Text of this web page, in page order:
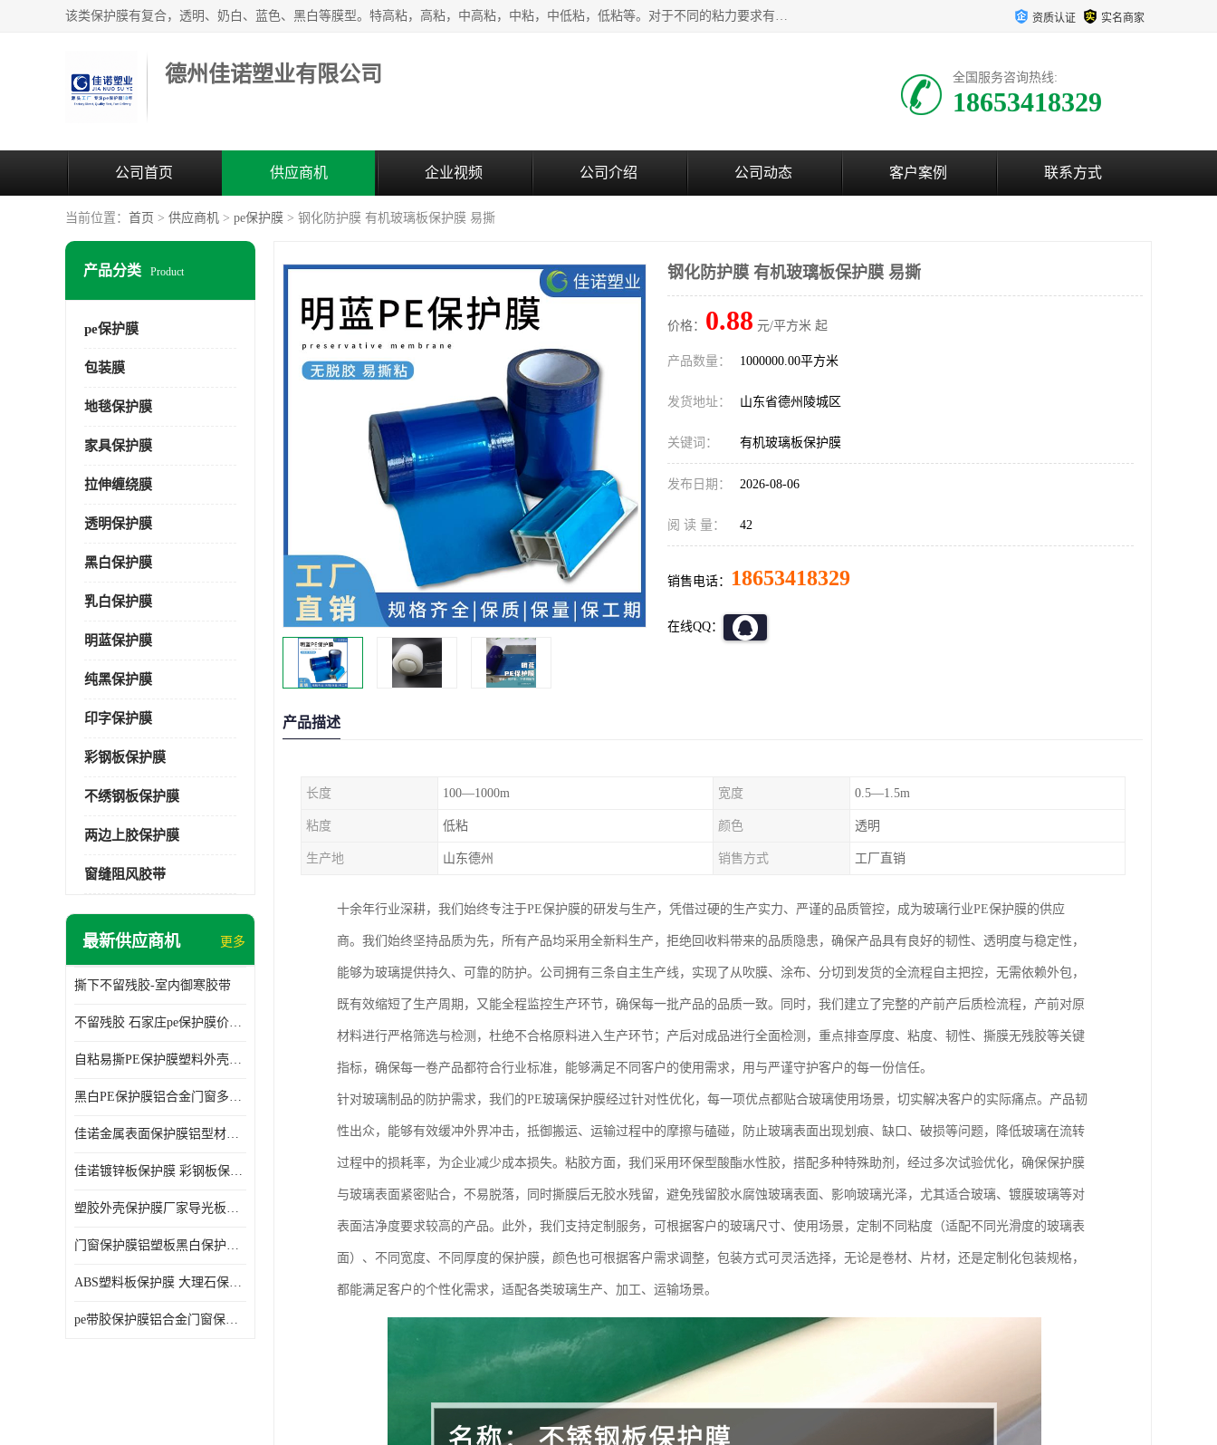
该类保护膜有复合，透明、奶白、蓝色、黑白等膜型。特高粘，高粘，中高粘，中粘，中低粘，低粘等。对于不同的粘力要求有相应的产品相适配。无胶渍残留污染。在较宽的收卷幅度下平整无皱纹，收卷长度大，利于机械化及自动化施工粘贴。为您的产品提供的表面保护解决方案。 产品广泛适用于：铝材、不锈钢、金属、塑料、电子、家电、家具、玻璃、化工材料、装饰材料等。 资质认证 实名商家
德州佳诺塑业有限公司 全国服务咨询热线:
18653418329
公司首页 供应商机 企业视频 公司介绍 公司动态 客户案例 联系方式
当前位置： 首页 > 供应商机 > pe保护膜 > 钢化防护膜 有机玻璃板保护膜 易撕
产品分类 Product
pe保护膜
包装膜
地毯保护膜
家具保护膜
拉伸缠绕膜
透明保护膜
黑白保护膜
乳白保护膜
明蓝保护膜
纯黑保护膜
印字保护膜
彩钢板保护膜
不绣钢板保护膜
两边上胶保护膜
窗缝阻风胶带
最新供应商机 更多
撕下不留残胶-室内御寒胶带
不留残胶 石家庄pe保护膜价格 塑料薄膜
自粘易撕PE保护膜塑料外壳导光板亚克力板膜操作方便
黑白PE保护膜铝合金门窗多种颜色支持定制生产
佳诺金属表面保护膜铝型材保护膜不留残胶铝合金窗框保护胶带
佳诺镀锌板保护膜 彩钢板保护pe保护膜
塑胶外壳保护膜厂家导光板保护膜 铝单板保护膜胶带易撕不留胶
门窗保护膜铝塑板黑白保护膜外墙保温板保护膜
ABS塑料板保护膜 大理石保护膜 缠鱼竿保护膜
pe带胶保护膜铝合金门窗保护不锈钢板保护膜大理石建筑材料保护
钢化防护膜 有机玻璃板保护膜 易撕
价格： 0.88 元/平方米 起
产品数量： 1000000.00平方米
发货地址： 山东省德州陵城区
关键词： 有机玻璃板保护膜
发布日期： 2026-08-06
阅 读 量： 42
销售电话： 18653418329
在线QQ：
产品描述
长度 100—1000m 宽度 0.5—1.5m
粘度 低粘 颜色 透明
生产地 山东德州 销售方式 工厂直销
十余年行业深耕，我们始终专注于PE保护膜的研发与生产，凭借过硬的生产实力、严谨的品质管控，成为玻璃行业PE保护膜的供应
商。我们始终坚持品质为先，所有产品均采用全新料生产，拒绝回收料带来的品质隐患，确保产品具有良好的韧性、透明度与稳定性，
能够为玻璃提供持久、可靠的防护。公司拥有三条自主生产线，实现了从吹膜、涂布、分切到发货的全流程自主把控，无需依赖外包，
既有效缩短了生产周期，又能全程监控生产环节，确保每一批产品的品质一致。同时，我们建立了完整的产前产后质检流程，产前对原
材料进行严格筛选与检测，杜绝不合格原料进入生产环节；产后对成品进行全面检测，重点排查厚度、粘度、韧性、撕膜无残胶等关键
指标，确保每一卷产品都符合行业标准，能够满足不同客户的使用需求，用与严谨守护客户的每一份信任。
针对玻璃制品的防护需求，我们的PE玻璃保护膜经过针对性优化，每一项优点都贴合玻璃使用场景，切实解决客户的实际痛点。产品韧
性出众，能够有效缓冲外界冲击，抵御搬运、运输过程中的摩擦与磕碰，防止玻璃表面出现划痕、缺口、破损等问题，降低玻璃在流转
过程中的损耗率，为企业减少成本损失。粘胶方面，我们采用环保型酸酯水性胶，搭配多种特殊助剂，经过多次试验优化，确保保护膜
与玻璃表面紧密贴合，不易脱落，同时撕膜后无胶水残留，避免残留胶水腐蚀玻璃表面、影响玻璃光泽，尤其适合玻璃、镀膜玻璃等对
表面洁净度要求较高的产品。此外，我们支持定制服务，可根据客户的玻璃尺寸、使用场景，定制不同粘度（适配不同光滑度的玻璃表
面）、不同宽度、不同厚度的保护膜，颜色也可根据客户需求调整，包装方式可灵活选择，无论是卷材、片材，还是定制化包装规格，
都能满足客户的个性化需求，适配各类玻璃生产、加工、运输场景。